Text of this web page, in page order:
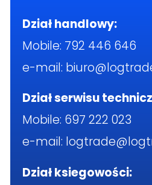
Dział handlowy:
Mobile: 792 446 646
e-mail:
Dział serwisu
Mobile: 697 222 023
e-mail:
Dział ksiegowości: